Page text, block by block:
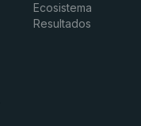
Ecosistema
Resultados